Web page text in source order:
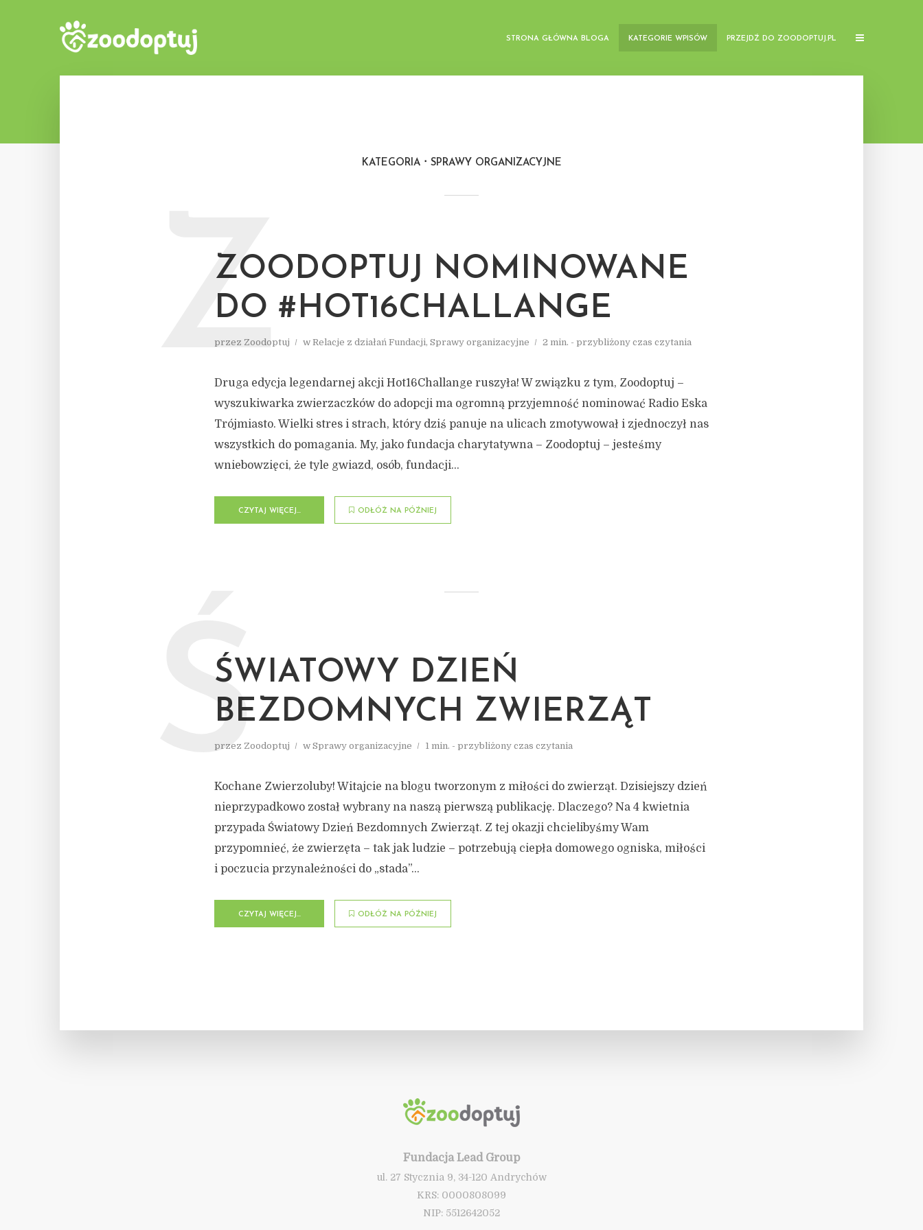
STRONA GŁÓWNA BLOGA KATEGORIE WPISÓW PRZEJDŹ DO ZOODOPTUJ.PL
KATEGORIA SPRAWY ORGANIZACYJNE
ZOODOPTUJ NOMINOWANE
DO #HOT16CHALLANGE
przez Zoodoptuj w Relacje z działań Fundacji, Sprawy organizacyjne 2 min. - przybliżony czas czytania
Z
Druga edycja legendarnej akcji Hot16Challange ruszyła! W związku z tym, Zoodoptuj –
wyszukiwarka zwierzaczków do adopcji ma ogromną przyjemność nominować Radio Eska
Trójmiasto. Wielki stres i strach, który dziś panuje na ulicach zmotywował i zjednoczył nas
wszystkich do pomagania. My, jako fundacja charytatywna – Zoodoptuj – jesteśmy
wniebowzięci, że tyle gwiazd, osób, fundacji...
CZYTAJ WIĘCEJ... ODŁÓŻ NA PÓŹNIEJ
ŚWIATOWY DZIEŃ
BEZDOMNYCH ZWIERZĄT
przez Zoodoptuj w Sprawy organizacyjne 1 min. - przybliżony czas czytania
Ś
Kochane Zwierzoluby! Witajcie na blogu tworzonym z miłości do zwierząt. Dzisiejszy dzień
nieprzypadkowo został wybrany na naszą pierwszą publikację. Dlaczego? Na 4 kwietnia
przypada Światowy Dzień Bezdomnych Zwierząt. Z tej okazji chcielibyśmy Wam
przypomnieć, że zwierzęta – tak jak ludzie – potrzebują ciepła domowego ogniska, miłości
i poczucia przynależności do „stada”...
CZYTAJ WIĘCEJ... ODŁÓŻ NA PÓŹNIEJ
Fundacja Lead Group
ul. 27 Stycznia 9, 34-120 Andrychów
KRS: 0000808099
NIP: 5512642052